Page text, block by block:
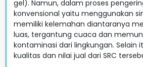
gel). Namun, dalam proses
konvensional yaitu menggunakan
memiliki kelemahan diantaranya
luas, tergantung cuaca dan
kontaminasi dari lingkungan. Selain
kualitas dan nilai jual dari SRC